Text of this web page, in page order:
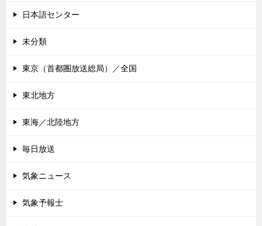
日本語センター
未分類
東京（首都圏放送総局）／全国
東北地方
東海／北陸地方
毎日放送
気象ニュース
気象予報士